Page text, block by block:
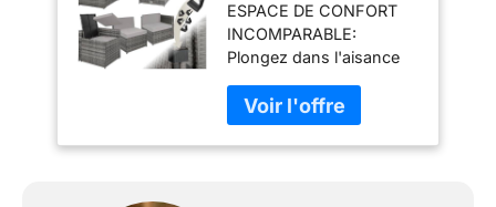
Resine Tressee
Modulable 6
Fauteuil Jardin
Coffre de
Rangement et Table
en Verre Inclus
pour Amenagement
ESPACE DE CONFORT
INCOMPARABLE:
Plongez dans l'aisance
Jardin 6 Places, un
véritable bijou pour votre
salon de jardin extérieur.